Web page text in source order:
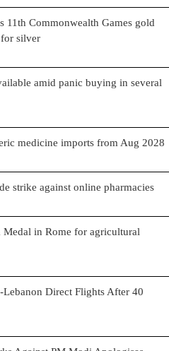
Commonwealth Games gold
silver
amid panic buying in several
medicine imports from Aug 2028
strike against online pharmacies
in Rome for agricultural
Direct Flights After 40